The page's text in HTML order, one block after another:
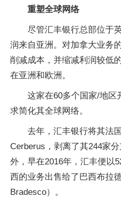
重塑全球网络
尽管汇丰银行总部位于
润来自亚洲。对加拿大业务
削减成本，并缩减利润较低
在亚洲和欧洲。
这家在60多个国家/地区
求简化其全球网络。
去年，汇丰银行将其法
Cerberus，剥离了其244家
外，早在2016年，汇丰便以
西的业务出售给了巴西布拉
Bradesco）。